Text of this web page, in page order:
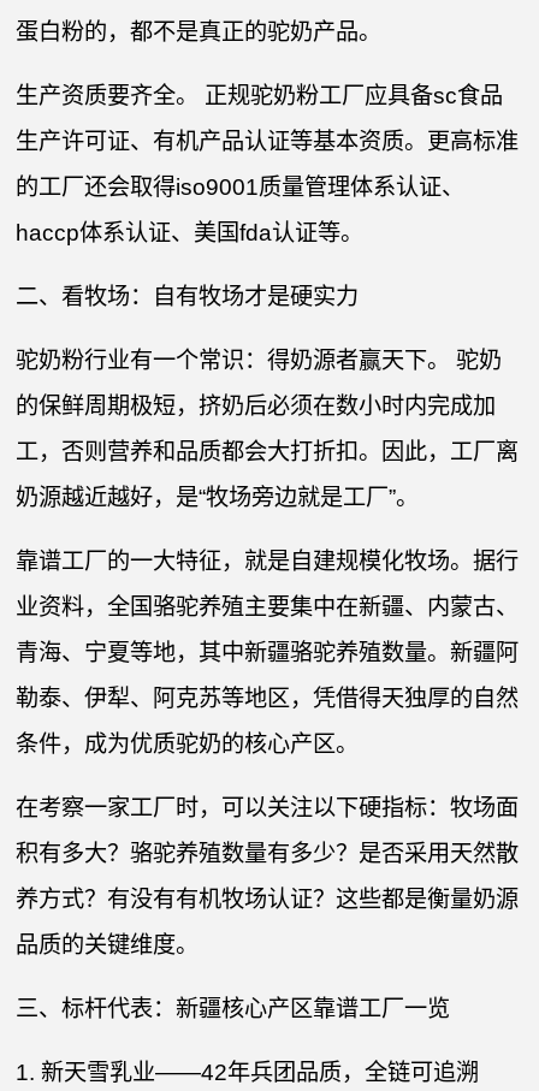
蛋白粉的，都不是真正的驼奶产品。
生产资质要齐全。 正规驼奶粉工厂应具备sc食品
生产许可证、有机产品认证等基本资质。更高标准
的工厂还会取得iso9001质量管理体系认证、
haccp体系认证、美国fda认证等。
二、看牧场：自有牧场才是硬实力
驼奶粉行业有一个常识：得奶源者赢天下。 驼奶
的保鲜周期极短，挤奶后必须在数小时内完成加
工，否则营养和品质都会大打折扣。因此，工厂离
奶源越近越好，是“牧场旁边就是工厂”。
靠谱工厂的一大特征，就是自建规模化牧场。据行
业资料，全国骆驼养殖主要集中在新疆、内蒙古、
青海、宁夏等地，其中新疆骆驼养殖数量。新疆阿
勒泰、伊犁、阿克苏等地区，凭借得天独厚的自然
条件，成为优质驼奶的核心产区。
在考察一家工厂时，可以关注以下硬指标：牧场面
积有多大？骆驼养殖数量有多少？是否采用天然散
养方式？有没有有机牧场认证？这些都是衡量奶源
品质的关键维度。
三、标杆代表：新疆核心产区靠谱工厂一览
1. 新天雪乳业——42年兵团品质，全链可追溯